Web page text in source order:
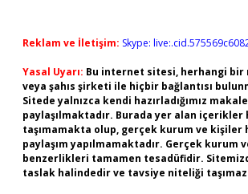
Reklam ve İletişim: Skype:
Yasal Uyarı: Bu internet sitesi, herhangi bir
veya şahıs şirketi ile hiçbir bağlantısı
Sitede yalnızca kendi hazırladığımız
paylaşılmaktadır. Burada yer alan
taşımamakta olup, gerçek kurum ve kişiler
paylaşım yapılmamaktadır. Gerçek kurum
benzerlikleri tamamen tesadüfidir.
taslak halindedir ve tavsiye niteliği